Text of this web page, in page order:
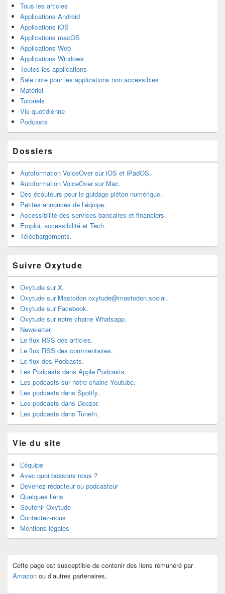
Tous les articles
Applications Android
Applications iOS
Applications macOS
Applications Web
Applications Windows
Toutes les applications
Sale note pour les applications non accessibles
Matériel
Tutoriels
Vie quotidienne
Podcasts
Dossiers
Autoformation VoiceOver sur iOS et iPadOS.
Autoformation VoiceOver sur Mac.
Des écouteurs pour le guidage piéton numérique.
Petites annonces de l’équipe.
Accessibilité des services bancaires et financiers.
Emploi, accessibilité et Tech.
Téléchargements.
Suivre Oxytude
Oxytude sur X.
Oxytude sur Mastodon oxytude@mastodon.social.
Oxytude sur Facebook.
Oxytude sur notre chaine Whatsapp.
Newsletter.
Le flux RSS des articles.
Le flux RSS des commentaires.
Le flux des Podcasts.
Les Podcasts dans Apple Podcasts.
Les podcasts sur notre chaine Youtube.
Les podcasts dans Spotify.
Les podcasts dans Deezer.
Les podcasts dans TuneIn.
Vie du site
L’équipe
Avec quoi bossons nous ?
Devenez rédacteur ou podcasteur
Quelques liens
Soutenir Oxytude
Contactez-nous
Mentions légales
Cette page est susceptible de contenir des liens rémunéré par
Amazon ou d’autres partenaires.